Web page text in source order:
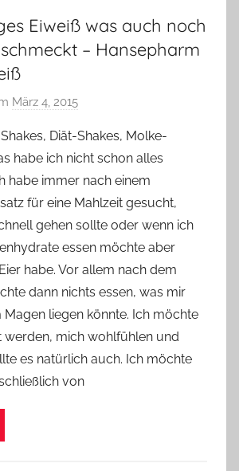
Eiweiß was auch noch
– Hansepharm
März 4, 2015
n
Y
v
o
n
n
e
Diät-Shakes, Molke-
habe ich nicht schon alles
habe immer nach einem
für eine Mahlzeit gesucht,
gehen sollte oder wenn ich
essen möchte aber
habe. Vor allem nach dem
dann nichts essen, was mir
Magen liegen könnte. Ich möchte
werden, mich wohlfühlen und
es natürlich auch. Ich möchte
von